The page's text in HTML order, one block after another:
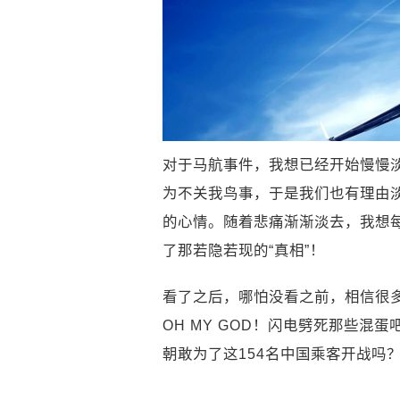
对于马航事件，我想已经开始慢慢
为不关我鸟事，于是我们也有理
的心情。随着悲痛渐渐淡去，我想
了那若隐若现的“真相”！
看了之后，哪怕没看之前，相信很
OH MY GOD！闪电劈死那些混蛋
朝敢为了这154名中国乘客开战吗